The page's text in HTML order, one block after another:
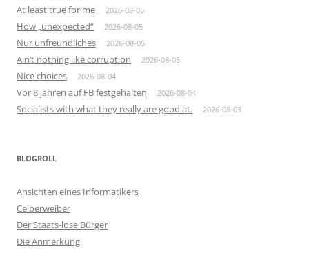
At least true for me 2026-08-05
How „unexpected“ 2026-08-05
Nur unfreundliches 2026-08-05
Ain’t nothing like corruption 2026-08-05
Nice choices 2026-08-04
Vor 8 jahren auf FB festgehalten 2026-08-04
Socialists with what they really are good at. 2026-08-03
BLOGROLL
Ansichten eines Informatikers
Ceiberweiber
Der Staats-lose Bürger
Die Anmerkung